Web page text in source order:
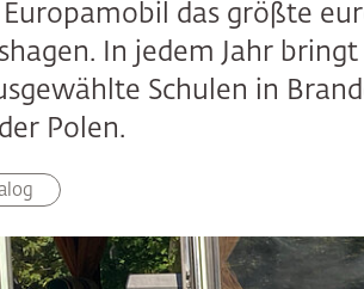
das größte
In jedem Jahr
Schulen in
Polen.